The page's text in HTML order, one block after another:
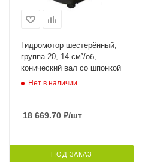
Гидромотор шестерённый,
группа 20, 14 см³/об,
конический вал со шпонкой
Нет в наличии
18 669.70 ₽/шт
ПОД ЗАКАЗ